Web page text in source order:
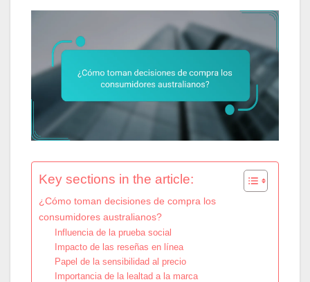
Key sections in the article:
¿Cómo toman decisiones de compra los
consumidores australianos?
Influencia de la prueba social
Impacto de las reseñas en línea
Papel de la sensibilidad al precio
Importancia de la lealtad a la marca